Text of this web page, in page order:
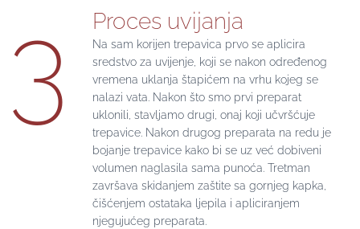
3 Proces uvijanja
Na sam korijen trepavica prvo se aplicira
sredstvo za uvijenje, koji se nakon određenog
vremena uklanja štapićem na vrhu kojeg se
nalazi vata. Nakon što smo prvi preparat
uklonili, stavljamo drugi, onaj koji učvršćuje
trepavice. Nakon drugog preparata na redu je
bojanje trepavice kako bi se uz već dobiveni
volumen naglasila sama punoća. Tretman
završava skidanjem zaštite sa gornjeg kapka,
čišćenjem ostataka ljepila i apliciranjem
njegujućeg preparata.